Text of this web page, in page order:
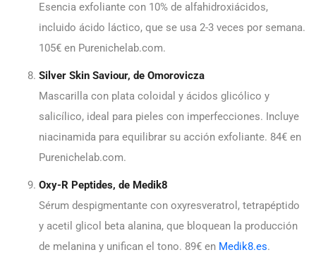
Esencia exfoliante con 10% de alfahidroxiácidos,
incluido ácido láctico, que se usa 2-3 veces por semana.
105€ en Purenichelab.com.
Silver Skin Saviour, de Omorovicza
Mascarilla con plata coloidal y ácidos glicólico y
salicílico, ideal para pieles con imperfecciones. Incluye
niacinamida para equilibrar su acción exfoliante. 84€ en
Purenichelab.com.
Oxy-R Peptides, de Medik8
Sérum despigmentante con oxyresveratrol, tetrapéptido
y acetil glicol beta alanina, que bloquean la producción
de melanina y unifican el tono. 89€ en Medik8.es.